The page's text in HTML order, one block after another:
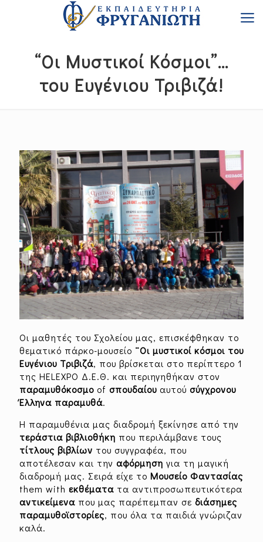
“Oι Μυστικοί Κόσμοι”…
του Ευγένιου Τριβιζά!
Οι μαθητές του Σχολείου μας, επισκέφθηκαν το
θεματικό πάρκο-μουσείο ¨Οι μυστικοί κόσμοι του
Ευγένιου Τριβιζά, που βρίσκεται στο περίπτερο 1
της HELEXPO Δ.Ε.Θ. και περιηγηθήκαν στον
παραμυθόκοσμο of σπουδαίου αυτού σύγχρονου
Έλληνα παραμυθά.
Η παραμυθένια μας διαδρομή ξεκίνησε από την
τεράστια βιβλιοθήκη που περιλάμβανε τους
τίτλους βιβλίων του συγγραφέα, που
αποτέλεσαν και την αφόρμηση για τη μαγική
διαδρομή μας. Σειρά είχε το Μουσείο Φαντασίας
them with εκθέματα τα αντιπροσωπευτικότερα
αντικείμενα που μας παρέπεμπαν σε διάσημες
παραμυθοϊστορίες, που όλα τα παιδιά γνώριζαν
καλά.